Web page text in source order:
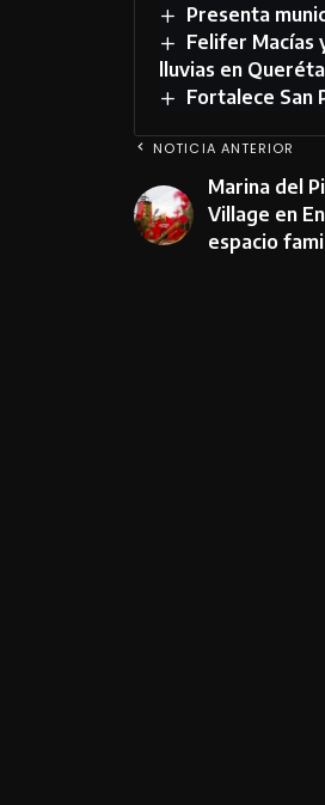
Presenta
Felifer Macías
lluvias en
Fortalece San
NOTICIA ANTERIOR
Marina del
Village en
espacio